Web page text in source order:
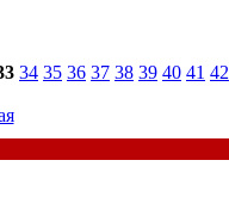
34 35 36 37 38 39 40 41 42